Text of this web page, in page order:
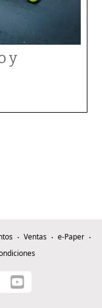
y
Ventas
e-Paper